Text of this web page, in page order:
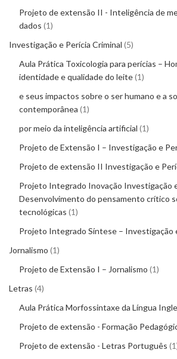
Projeto de extensão II - Inteligência de
dados 1
Investigação e Perícia Criminal 5
Aula Prática Toxicologia para perícias –
identidade e qualidade do leite 1
e seus impactos sobre o ser humano e a
contemporânea 1
por meio da inteligência artificial 1
Projeto de Extensão I – Investigação e
Projeto de extensão II Investigação e
Projeto Integrado Inovação Investigação
Desenvolvimento do pensamento crítico
tecnológicas 1
Projeto Integrado Síntese – Investigação
Jornalismo 1
Projeto de Extensão I – Jornalismo 1
Letras 4
Aula Prática Morfossintaxe da Língua
Projeto de extensão - Formação
Projeto de extensão - Letras Português 1